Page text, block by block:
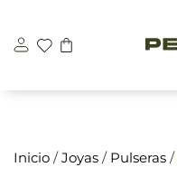
contenido
Inicio /Joyas / Pulseras /